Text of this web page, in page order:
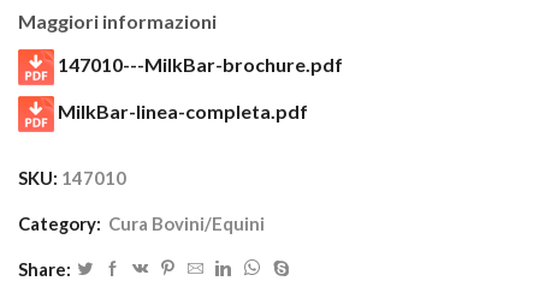
Maggiori informazioni
147010---MilkBar-brochure.pdf
MilkBar-linea-completa.pdf
SKU: 147010
Category: Cura Bovini/Equini
Share: